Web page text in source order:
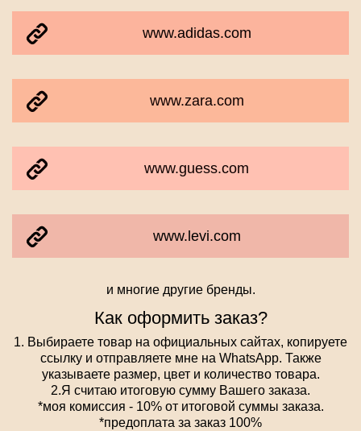
www.adidas.com
www.zara.com
www.guess.com
www.levi.com
и многие другие бренды.
Как оформить заказ?
1. Выбираете товар на официальных сайтах, копируете
ссылку и отправляете мне на WhatsApp. Также
указываете размер, цвет и количество товара.
2.Я считаю итоговую сумму Вашего заказа.
*моя комиссия - 10% от итоговой суммы заказа.
*предоплата за заказ 100%